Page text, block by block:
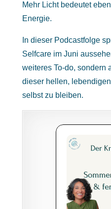
Mehr Licht bedeutet
Energie.
In dieser Podcastfolge
Selfcare im Juni
weiteres To-do, sondern
dieser hellen,
selbst zu bleiben.